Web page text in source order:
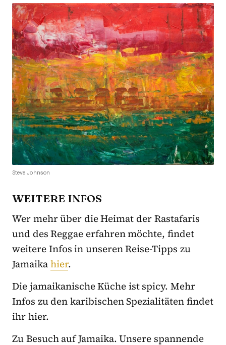
Steve Johnson
WEITERE INFOS
Wer mehr über die Heimat der Rastafaris
und des Reggae erfahren möchte, findet
weitere Infos in unseren Reise-Tipps zu
Jamaikahier.
Die jamaikanische Küche ist spicy. Mehr
Infos zu den karibischen Spezialitäten findet
ihr hier.
Zu Besuch auf Jamaika. Unsere spannende